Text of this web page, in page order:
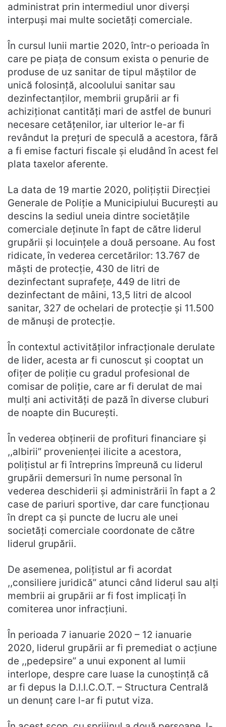
administrat prin intermediul unor diverși
interpuși mai multe societăți comerciale.
În cursul lunii martie 2020, într-o perioada în
care pe piața de consum exista o penurie de
produse de uz sanitar de tipul măștilor de
unică folosință, alcoolului sanitar sau
dezinfectanților, membrii grupării ar fi
achiziționat cantități mari de astfel de bunuri
necesare cetățenilor, iar ulterior le-ar fi
revândut la prețuri de speculă a acestora, fără
a fi emise facturi fiscale și eludând în acest fel
plata taxelor aferente.
La data de 19 martie 2020, polițiștii Direcției
Generale de Poliție a Municipiului București au
descins la sediul uneia dintre societățile
comerciale deținute în fapt de către liderul
grupării și locuințele a două persoane. Au fost
ridicate, în vederea cercetărilor: 13.767 de
măști de protecție, 430 de litri de
dezinfectant suprafețe, 449 de litri de
dezinfectant de mâini, 13,5 litri de alcool
sanitar, 327 de ochelari de protecție și 11.500
de mănuși de protecție.
În contextul activităților infracționale derulate
de lider, acesta ar fi cunoscut și cooptat un
ofițer de poliție cu gradul profesional de
comisar de poliție, care ar fi derulat de mai
mulți ani activități de pază în diverse cluburi
de noapte din București.
În vederea obținerii de profituri financiare și
,,albirii” provenienței ilicite a acestora,
polițistul ar fi întreprins împreună cu liderul
grupării demersuri în nume personal în
vederea deschiderii și administrării în fapt a 2
case de pariuri sportive, dar care funcționau
în drept ca și puncte de lucru ale unei
societăți comerciale coordonate de către
liderul grupării.
De asemenea, polițistul ar fi acordat
,,consiliere juridică” atunci când liderul sau alți
membrii ai grupării ar fi fost implicați în
comiterea unor infracțiuni.
În perioada 7 ianuarie 2020 – 12 ianuarie
2020, liderul grupării ar fi premediat o acțiune
de ,,pedepsire” a unui exponent al lumii
interlope, despre care luase la cunoștință că
ar fi depus la D.I.I.C.O.T. – Structura Centrală
un denunț care l-ar fi putut viza.